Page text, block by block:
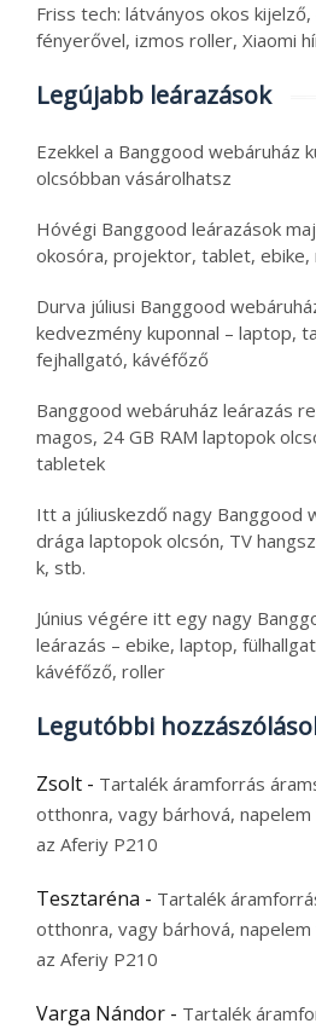
Friss tech: látványos okos
fényerővel, izmos roller, Xiaomi
Legújabb leárazások
Ezekkel a Banggood webáruház
olcsóbban vásárolhatsz
Hóvégi Banggood leárazások
okosóra, projektor, tablet, ebike,
Durva júliusi Banggood
kedvezmény kuponnal – laptop,
fejhallgató, kávéfőző
Banggood webáruház leárazás
magos, 24 GB RAM laptopok
tabletek
Itt a júliuskezdő nagy Banggood
drága laptopok olcsón, TV
k, stb.
Június végére itt egy nagy
leárazás – ebike, laptop,
kávéfőző, roller
Legutóbbi
Zsolt - Tartalék áramforrás
otthonra, vagy bárhová,
az Aferiy P210
Tesztaréna - Tartalék
otthonra, vagy bárhová,
az Aferiy P210
Varga Nándor - Tartalék